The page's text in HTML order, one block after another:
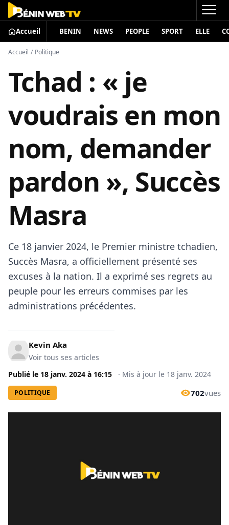
Accueil BENIN NEWS PEOPLE SPORT ELLE
Accueil / Politique
Tchad : « je
voudrais en mon
nom, demander
pardon », Succès
Masra
Ce 18 janvier 2024, le Premier ministre tchadien,
Succès Masra, a officiellement présenté ses
excuses à la nation. Il a exprimé ses regrets au
peuple pour les erreurs commises par les
administrations précédentes.
Kevin Aka
Voir tous ses articles
Publié le 18 janv. 2024 à 16:15 · Mis à jour le 18 janv. 2024
POLITIQUE 702vues